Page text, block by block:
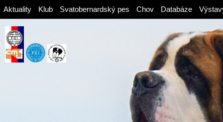
Aktuality Klub Svatobernardský pes Chov Databáze